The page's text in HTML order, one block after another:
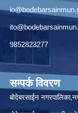
9852823277
सम्पर्क विवरण
बोदेबरसाईन